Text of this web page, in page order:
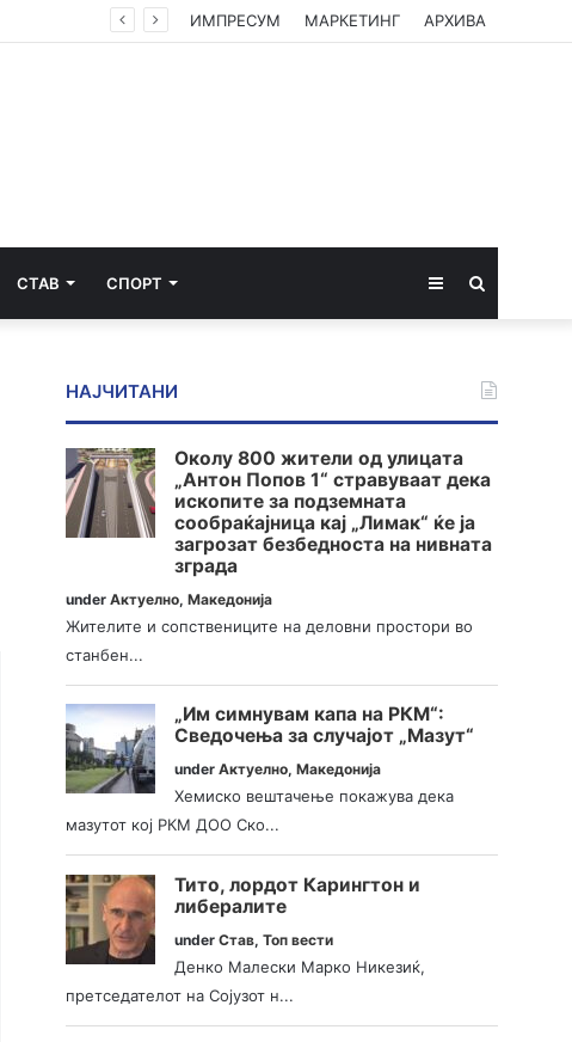
ИМПРЕСУМ МАРКЕТИНГ АРХИВА
СТАВ СПОРТ Sidebar
НАЈЧИТАНИ
Околу 800 жители од улицата
„Антон Попов 1“ стравуваат дека
ископите за подземната
сообраќајница кај „Лимак“ ќе ја
загрозат безбедноста на нивната
зграда
underАктуелно,Македонија
Жителите и сопствениците на деловни простори во
станбен...
„Им симнувам капа на РКМ“:
Сведочења за случајот „Мазут“
underАктуелно,Македонија
Хемиско вештачење покажува дека
мазутот кој РКМ ДОО Ско...
Тито, лордот Карингтон и
либералите
underСтав,Топ вести
Денко Малески Марко Никезиќ,
претседателот на Сојузот н...